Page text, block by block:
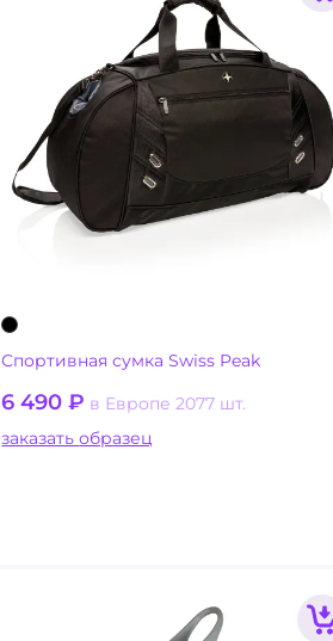
Спортивная сумка Swiss Peak
6 490 ₽ в Европе 2077 шт.
заказать образец